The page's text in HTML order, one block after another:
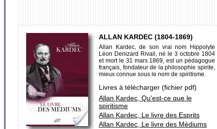
ALLAN KARDEC (1804-1869)
Allan Kardec, de son vrai nom Hippolyte
Léon Denizard Rivail, né le 3 octobre 1804
et mort le 31 mars 1869, est un pédagogue
français, fondateur de la philosophie spirite,
mieux connue sous le nom de spiritisme.
Livres à télécharger (fichier pdf)
Allan Kardec, Qu'est-ce que le
spiritisme
Allan Kardec, Le livre des Esprits
Allan Kardec, Le livre des Médiums